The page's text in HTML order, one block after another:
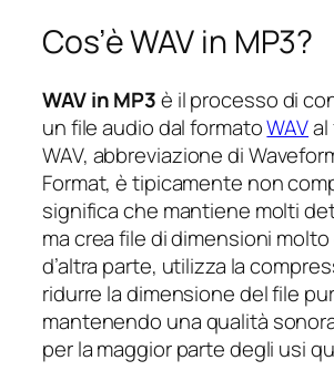
Cos’è WAV in MP3?
WAV in MP3è il processo di
un file audio dal formatoWAVal
WAV, abbreviazione di
Format, è tipicamente non
significa che mantiene molti
ma crea file di dimensioni molto
d’altra parte, utilizza la
ridurre la dimensione del file pur
mantenendo una qualità
per la maggior parte degli usi